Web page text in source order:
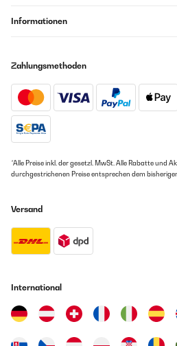
Informationen
Zahlungsmethoden
*Alle Preise inkl. der gesetzl. MwSt. Alle Rabatte und
durchgestrichenen Preise entsprechen dem
Versand
International